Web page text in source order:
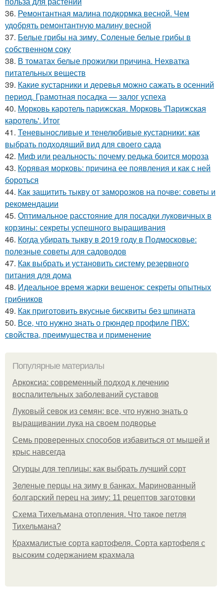
36. Ремонтантная малина подкормка весной. Чем
удобрять ремонтантную малину весной
37. Белые грибы на зиму. Соленые белые грибы в
собственном соку
38. В томатах белые прожилки причина. Нехватка
питательных веществ
39. Какие кустарники и деревья можно сажать в осенний
период. Грамотная посадка — залог успеха
40. Морковь каротель парижская. Морковь 'Парижская
каротель'. Итог
41. Теневыносливые и тенелюбивые кустарники: как
выбрать подходящий вид для своего сада
42. Миф или реальность: почему редька боится мороза
43. Корявая морковь: причина ее появления и как с ней
бороться
44. Как защитить тыкву от заморозков на почве: советы и
рекомендации
45. Оптимальное расстояние для посадки луковичных в
корзины: секреты успешного выращивания
46. Когда убирать тыкву в 2019 году в Подмосковье:
полезные советы для садоводов
47. Как выбрать и установить систему резервного
питания для дома
48. Идеальное время жарки вешенок: секреты опытных
грибников
49. Как приготовить вкусные бисквиты без шпината
50. Все, что нужно знать о грюндер профиле ПВХ:
свойства, преимущества и применение
Популярные материалы
Аркоксиа: современный подход к лечению
воспалительных заболеваний суставов
Луковый севок из семян: все, что нужно знать о
выращивании лука на своем подворье
Семь проверенных способов избавиться от мышей и
крыс навсегда
Огурцы для теплицы: как выбрать лучший сорт
Зеленые перцы на зиму в банках. Маринованный
болгарский перец на зиму: 11 рецептов заготовки
Схема Тихельмана отопления. Что такое петля
Тихельмана?
Крахмалистые сорта картофеля. Сорта картофеля с
высоким содержанием крахмала